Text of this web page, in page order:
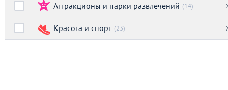
Аттракционы и парки развлечений (14)
Красота и спорт (23)